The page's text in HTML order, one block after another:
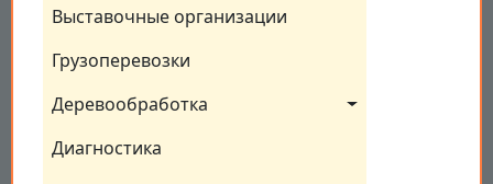
Выставочные организации
Грузоперевозки
Деревообработка
Диагностика